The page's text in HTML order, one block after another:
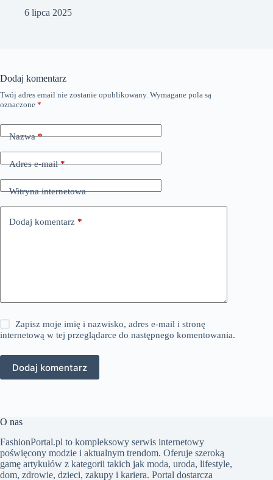
6 lipca 2025
Dodaj komentarz
Twój adres email nie zostanie opublikowany. Wymagane pola są
oznaczone *
Nazwa*
Adres e-mail*
Witryna internetowa
Dodaj komentarz *
Zapisz moje imię i nazwisko, adres e-mail i stronę
internetową w tej przeglądarce do następnego komentowania.
Dodaj komentarz
O nas
FashionPortal.pl to kompleksowy serwis internetowy
poświęcony modzie i aktualnym trendom. Oferuje szeroką
gamę artykułów z kategorii takich jak moda, uroda, lifestyle,
dom, zdrowie, dzieci, zakupy i kariera. Portal dostarcza